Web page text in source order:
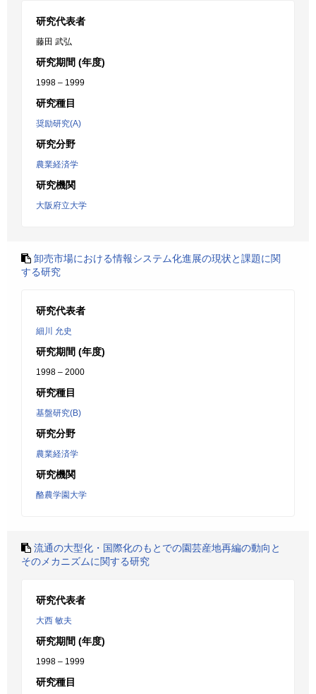
研究代表者
藤田 武弘
研究期間 (年度)
1998 – 1999
研究種目
奨励研究(A)
研究分野
農業経済学
研究機関
大阪府立大学
卸売市場における情報システム化進展の現状と課題に関
する研究
研究代表者
細川 允史
研究期間 (年度)
1998 – 2000
研究種目
基盤研究(B)
研究分野
農業経済学
研究機関
酪農学園大学
流通の大型化・国際化のもとでの園芸産地再編の動向と
そのメカニズムに関する研究
研究代表者
大西 敏夫
研究期間 (年度)
1998 – 1999
研究種目